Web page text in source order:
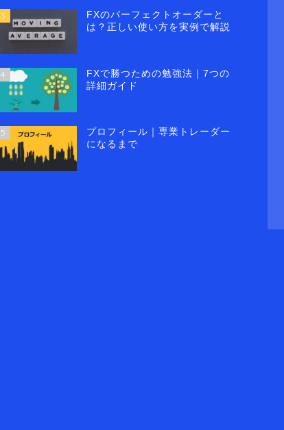
3
FXのパーフェクトオーダーと
は？正しい使い方を実例で解説
4
FXで勝つための勉強法｜7つの
詳細ガイド
5
プロフィール｜専業トレーダー
になるまで